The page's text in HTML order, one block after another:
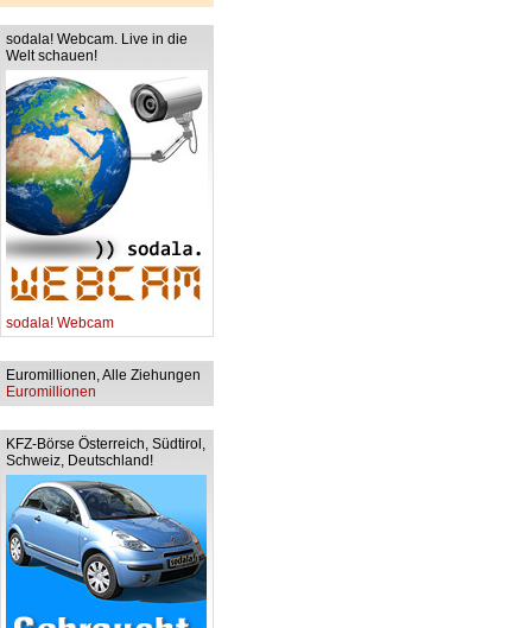
sodala! Webcam. Live in die
Welt schauen!
sodala! Webcam
Euromillionen, Alle Ziehungen
Euromillionen
KFZ-Börse Österreich, Südtirol,
Schweiz, Deutschland!